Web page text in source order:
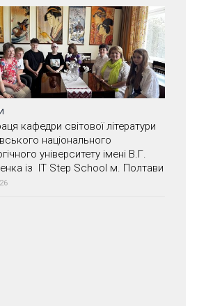
кафедри світової літератури
національного
університету імені В.Г.
із IT Step School м. Полтави